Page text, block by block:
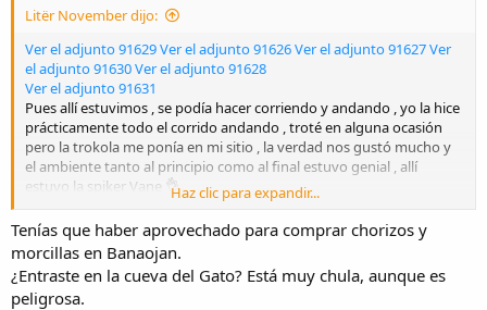
Litër November dijo:
Ver el adjunto 91629Ver el adjunto 91626Ver el adjunto 91627Ver
el adjunto 91630Ver el adjunto 91628
Ver el adjunto 91631
Pues allí estuvimos , se podía hacer corriendo y andando , yo la hice
prácticamente todo el corrido andando , troté en alguna ocasión
pero la trokola me ponía en mi sitio , la verdad nos gustó mucho y
el ambiente tanto al principio como al final estuvo genial , allí
estuvo la spiker Vane 👌
El año que viene repetimos si todo va bien 👌🏼💪🏼💪🏼
Haz clic para expandir...
Tenías que haber aprovechado para comprar chorizos y
morcillas en Banaojan.
¿Entraste en la cueva del Gato? Está muy chula, aunque es
peligrosa.